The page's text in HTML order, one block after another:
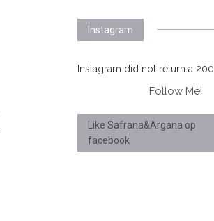
Instagram
Instagram did not return a 200.
Follow Me!
Like Safrana&Argana op
facebook